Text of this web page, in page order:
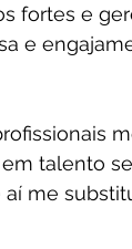
fortes e
e
talento
aí me